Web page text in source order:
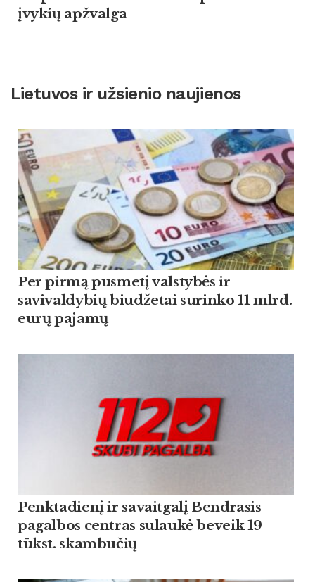
įvykių apžvalga
Lietuvos ir užsienio naujienos
Per pirmą pusmetį valstybės ir
savivaldybių biudžetai surinko 11 mlrd.
eurų pajamų
Penktadienį ir savaitgalį Bendrasis
pagalbos centras sulaukė beveik 19
tūkst. skambučių